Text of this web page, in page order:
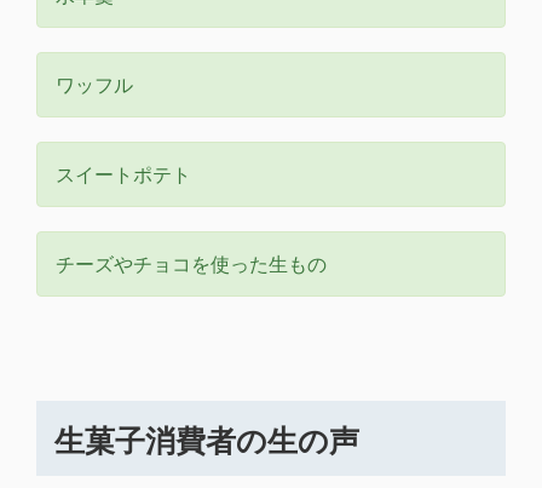
ワッフル
スイートポテト
チーズやチョコを使った生もの
生菓子消費者の生の声